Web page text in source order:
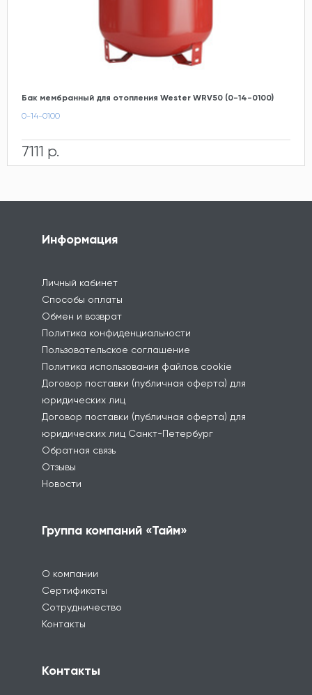
Бак мембранный для отопления Wester WRV50 (0-14-0100)
0-14-0100
7111 р.
Информация
Личный кабинет
Способы оплаты
Обмен и возврат
Политика конфиденциальности
Пользовательское соглашение
Политика использования файлов cookie
Договор поставки (публичная оферта) для
юридических лиц
Договор поставки (публичная оферта) для
юридических лиц Санкт-Петербург
Обратная связь
Отзывы
Новости
Группа компаний «Тайм»
О компании
Сертификаты
Сотрудничество
Контакты
Контакты